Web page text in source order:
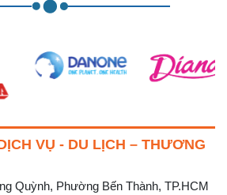
VỤ - DU LỊCH – THƯƠNG
Quỳnh, Phường Bến Thành, TP.HCM